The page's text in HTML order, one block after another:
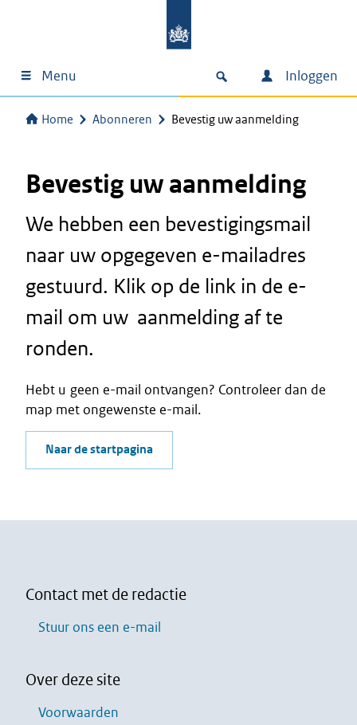
Menu Inloggen
Home Abonneren Bevestig uw aanmelding
Bevestig uw aanmelding
We hebben een bevestigingsmail
naar uw opgegeven e-mailadres
gestuurd. Klik op de link in de e-
mail om uw aanmelding af te
ronden.
Hebt u geen e-mail ontvangen? Controleer dan de
map met ongewenste e-mail.
Naar de startpagina
Contact met de redactie
Stuur ons een e-mail
Over deze site
Voorwaarden